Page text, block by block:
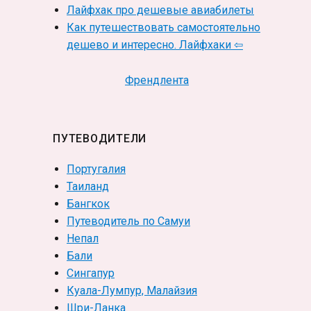
Лайфхак про дешевые авиабилеты
Как путешествовать самостоятельно
дешево и интересно. Лайфхаки ⇦
Френдлента
ПУТЕВОДИТЕЛИ
Португалия
Таиланд
Бангкок
Путеводитель по Самуи
Непал
Бали
Сингапур
Куала-Лумпур, Малайзия
Шри-Ланка